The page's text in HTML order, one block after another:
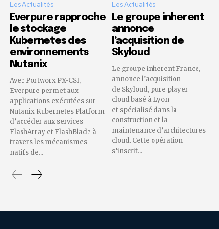
Les Actualités
Everpure rapproche
le stockage
Kubernetes des
environnements
Nutanix
Avec Portworx PX-CSI,
Everpure permet aux
applications exécutées sur
Nutanix Kubernetes Platform
d’accéder aux services
FlashArray et FlashBlade à
travers les mécanismes
natifs de...
Les Actualités
Le groupe inherent
annonce
l’acquisition de
Skyloud
Le groupe inherent France,
annonce l’acquisition
de Skyloud, pure player
cloud basé à Lyon
et spécialisé dans la
construction et la
maintenance d’architectures
cloud. Cette opération
s’inscrit...